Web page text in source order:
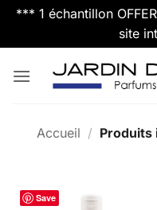
*** 1 échantillon
site
Accueil / Produits
Save